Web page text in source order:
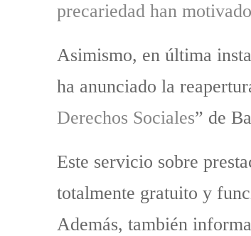
precariedad han
Asimismo, en última
ha anunciado la
Derechos Sociales” de
Este servicio sobre
totalmente gratuito y
Además, también